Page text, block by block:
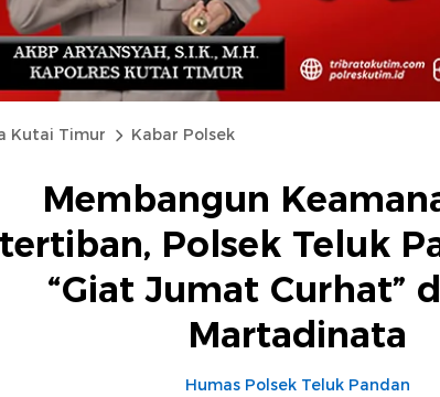
Kutai Timur Kabar Polsek
Membangun
Polsek Teluk
“Giat Jumat Curhat”
Martadinata
Humas Polsek Teluk Pandan